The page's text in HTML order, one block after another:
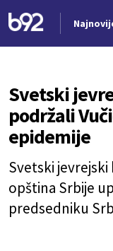
Svetski
podržali
epidemije
Svetski jevrejski
opština Srbije
predsedniku